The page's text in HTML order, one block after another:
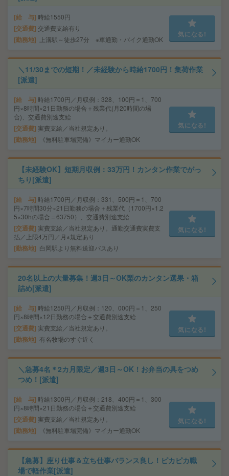
給 与 時給1550円
交通費 交通費支給有り
勤務地 上溝駅～徒歩27分 ※車通勤・バイク通勤OK
気になる!
＼11/30までの短期！／未経験から時給1700円！集荷作業
[派遣]
給 与 時給1700円／月収例：328、100円＝1、700
円×8時間×21日勤務の場合＋残業代(月20時間の場
合)、交通費別途支給
交通費 実費支給／当社規定あり。
勤務地 《無料駐車場完備》マイカー通勤OK
気になる!
【未経験OK】短期月収例：33万円！カンタン作業でがっ
ちり[派遣]
給 与 時給1700円／月収例：331、500円＝1、700
円×7時間30分×21日勤務の場合＋残業代（1700円×1.2
5×30hの場合＝63750）、交通費別途支給
交通費 実費支給／当社規定あり。通勤交通費実費支
払／上限4万円／月※規定あり
勤務地 白岡駅より無料送迎バスあり
気になる!
20名以上の大量募集！週3日～OK梨のカンタン選果・箱
詰め[派遣]
給 与 時給1250円／月収例：120、000円＝1、250
円×8時間×12日勤務の場合＋交通費別途支給
交通費 実費支給／当社規定あり。
勤務地 有名牧場のすぐ近く
気になる!
＼急募4名＊2カ月限定／週3日～OK！お弁当の具をつめ
つめ！[派遣]
給 与 時給1300円／月収例：218、400円＝1、300
円×8時間×21日勤務の場合＋交通費別途支給
交通費 実費支給／当社規定あり。
勤務地 《無料駐車場完備》マイカー通勤OK
気になる!
【急募】座り仕事＆立ち仕事バランス良し！ピカピカ職
場で軽作業[派遣]